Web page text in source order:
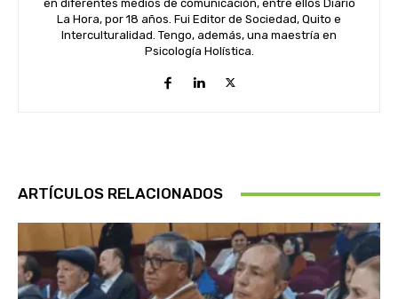
en diferentes medios de comunicación, entre ellos Diario
La Hora, por 18 años. Fui Editor de Sociedad, Quito e
Interculturalidad. Tengo, además, una maestría en
Psicología Holística.
ARTÍCULOS RELACIONADOS